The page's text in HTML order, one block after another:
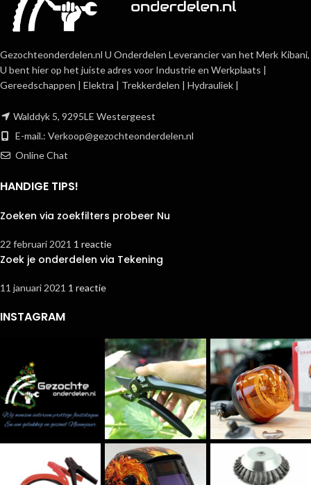
Gezochteonderdelen.nl U Onderdelen Leverancier van het Merk Kibani,
U bent hier op het juiste adres voor Industrie en Werkplaats |
Gereedschappen | Elektra | Trekkerdelen | Hydrauliek |
Walddyk 5, 9295LE Westergeest
E-mail.: Verkoop@gezochteonderdelen.nl
Online Chat
HANDIGE TIPS!
Zoeken via zoekfilters probeer Nu
22 februari 2021 1 reactie
Zoek je onderdelen via Tekening
11 januari 2021 1 reactie
INSTAGRAM